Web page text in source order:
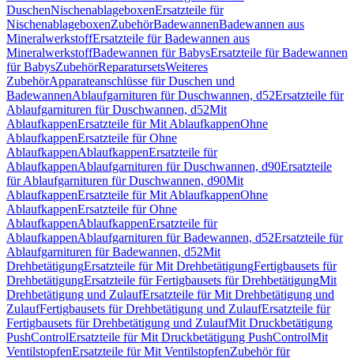
DuschenNischenablageboxenErsatzteile für
NischenablageboxenZubehörBadewannenBadewannen aus
MineralwerkstoffErsatzteile für Badewannen aus
MineralwerkstoffBadewannen für BabysErsatzteile für Badewannen
für BabysZubehörReparatursetsWeiteres
ZubehörApparateanschlüsse für Duschen und
BadewannenAblaufgarnituren für Duschwannen, d52Ersatzteile für
Ablaufgarnituren für Duschwannen, d52Mit
AblaufkappenErsatzteile für Mit AblaufkappenOhne
AblaufkappenErsatzteile für Ohne
AblaufkappenAblaufkappenErsatzteile für
AblaufkappenAblaufgarnituren für Duschwannen, d90Ersatzteile
für Ablaufgarnituren für Duschwannen, d90Mit
AblaufkappenErsatzteile für Mit AblaufkappenOhne
AblaufkappenErsatzteile für Ohne
AblaufkappenAblaufkappenErsatzteile für
AblaufkappenAblaufgarnituren für Badewannen, d52Ersatzteile für
Ablaufgarnituren für Badewannen, d52Mit
DrehbetätigungErsatzteile für Mit DrehbetätigungFertigbausets für
DrehbetätigungErsatzteile für Fertigbausets für DrehbetätigungMit
Drehbetätigung und ZulaufErsatzteile für Mit Drehbetätigung und
ZulaufFertigbausets für Drehbetätigung und ZulaufErsatzteile für
Fertigbausets für Drehbetätigung und ZulaufMit Druckbetätigung
PushControlErsatzteile für Mit Druckbetätigung PushControlMit
VentilstopfenErsatzteile für Mit VentilstopfenZubehör für